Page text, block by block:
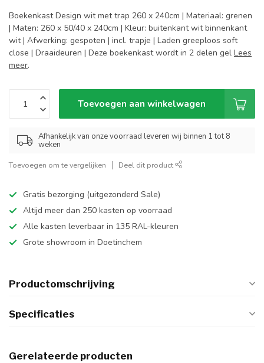
Boekenkast Design wit met trap 260 x 240cm | Materiaal: grenen
| Maten: 260 x 50/40 x 240cm | Kleur: buitenkant wit binnenkant
wit | Afwerking: gespoten | incl. trapje | Laden greeploos soft
close | Draaideuren | Deze boekenkast wordt in 2 delen gel Lees
meer.
Toevoegen aan winkelwagen
Afhankelijk van onze voorraad leveren wij binnen 1 tot 8
weken
Toevoegen om te vergelijken Deel dit product
Gratis bezorging (uitgezonderd Sale)
Altijd meer dan 250 kasten op voorraad
Alle kasten leverbaar in 135 RAL-kleuren
Grote showroom in Doetinchem
Productomschrijving
Specificaties
Gerelateerde producten